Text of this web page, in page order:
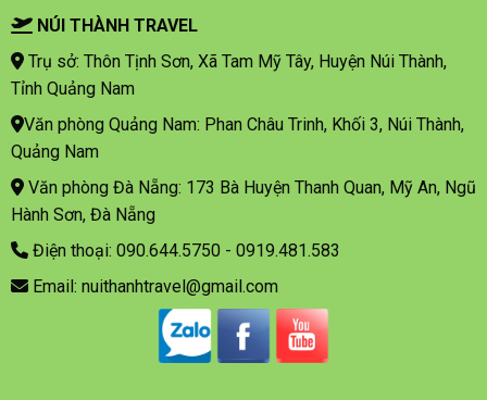
NÚI THÀNH TRAVEL
Trụ sở: Thôn Tịnh Sơn, Xã Tam Mỹ Tây, Huyện Núi Thành,
Tỉnh Quảng Nam
Văn phòng Quảng Nam: Phan Châu Trinh, Khối 3, Núi Thành,
Quảng Nam
Văn phòng Đà Nẵng: 173 Bà Huyện Thanh Quan, Mỹ An, Ngũ
Hành Sơn, Đà Nẵng
Điện thoại: 090.644.5750 - 0919.481.583
Email: nuithanhtravel@gmail.com